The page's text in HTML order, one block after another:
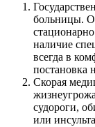
больницы.
наличие
всегда в
постановка
Скорая
судороги,
или